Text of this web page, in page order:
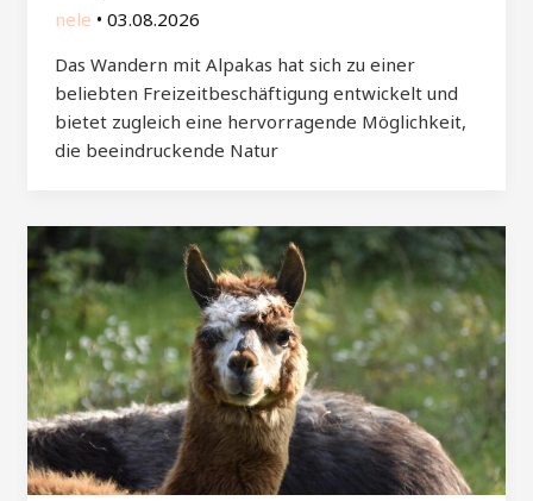
nele • 03.08.2026
Das Wandern mit Alpakas hat sich zu einer
beliebten Freizeitbeschäftigung entwickelt und
bietet zugleich eine hervorragende Möglichkeit,
die beeindruckende Natur